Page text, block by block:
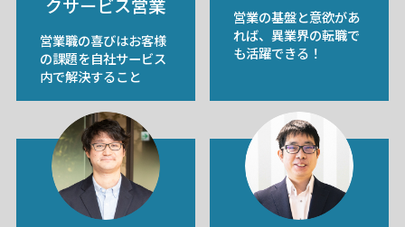
クサービス営業
営業職の喜びはお客様
の課題を自社サービス
内で解決すること
営業の基盤と意欲があ
れば、異業界の転職で
も活躍できる！